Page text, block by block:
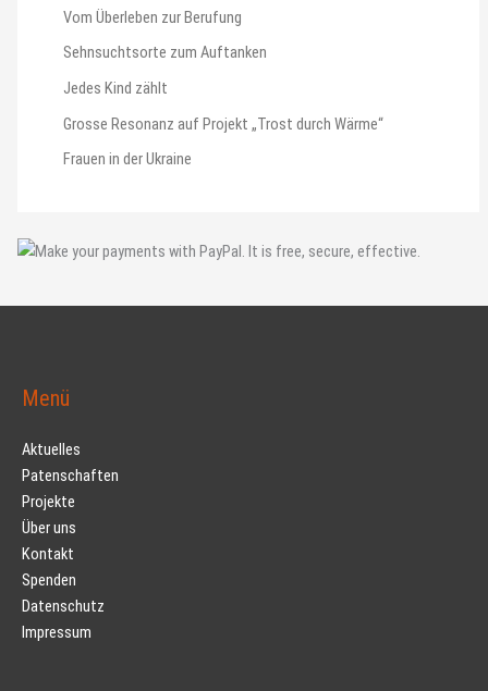
Vom Überleben zur Berufung
Sehnsuchtsorte zum Auftanken
Jedes Kind zählt
Grosse Resonanz auf Projekt „Trost durch Wärme“
Frauen in der Ukraine
Menü
Aktuelles
Patenschaften
Projekte
Über uns
Kontakt
Spenden
Datenschutz
Impressum